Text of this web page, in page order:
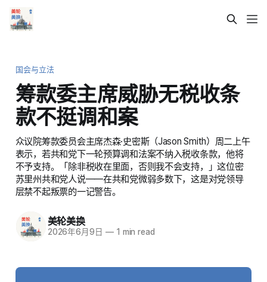
国会与立法
筹款委主席威胁无税收条
款不挺调和案
众议院筹款委员会主席杰森·史密斯（Jason Smith）周二上午
表示，若共和党下一轮预算调和法案不纳入税收条款，他将
不予支持。「除非税收在里面，否则我不会支持，」这位密
苏里州共和党人说——在共和党微弱多数下，这是对党领导
层禁不起叛票的一记警告。
美轮美换
2026年6月9日 —1 min read